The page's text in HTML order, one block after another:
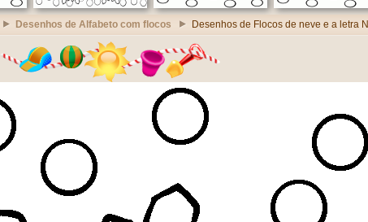
Desenhos de Alfabeto com flocos Desenhos de Flocos de neve e a letra N